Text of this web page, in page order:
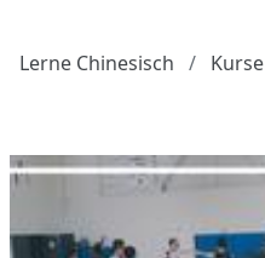
Lerne Chinesisch Kurse